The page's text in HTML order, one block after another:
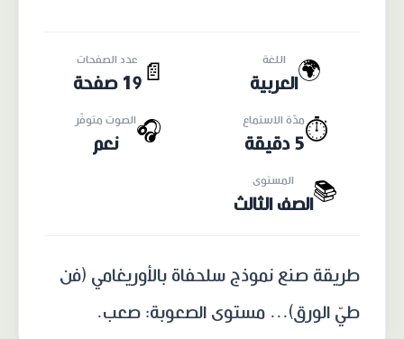
🌍 اللغة
العربية 📄
عدد الصفحات
19 صفحة
⏱️مدّة الاستماع
5 دقيقة
🎧الصوت متوفّر
نعم
📚 المستوى
الصف الثالث
طريقة صنع نموذج سلحفاة بالأوريغامي (فن
طيّ الورق)... مستوى الصعوبة: صعب.